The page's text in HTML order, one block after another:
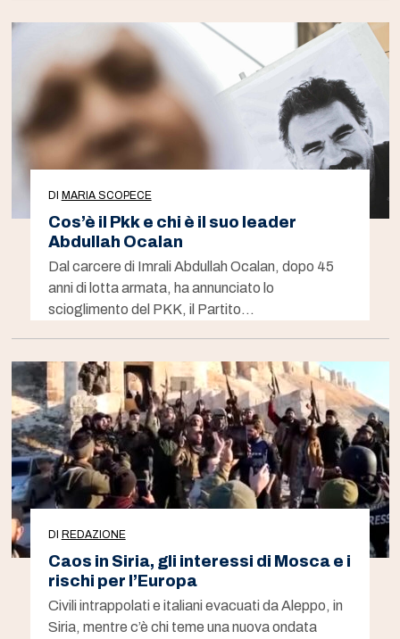
DI MARIA SCOPECE
Cos’è il Pkk e chi è il suo leader
Abdullah Ocalan
Dal carcere di Imrali Abdullah Ocalan, dopo 45
anni di lotta armata, ha annunciato lo
scioglimento del PKK, il Partito…
DI REDAZIONE
Caos in Siria, gli interessi di Mosca e i
rischi per l’Europa
Civili intrappolati e italiani evacuati da Aleppo, in
Siria, mentre c’è chi teme una nuova ondata